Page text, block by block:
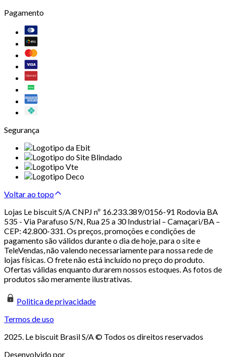
Pagamento
Segurança
Voltar ao topo
Lojas Le biscuit S/A CNPJ nº 16.233.389/0156-91 Rodovia BA
535 - Via Parafuso S/N, Rua 25 a 30 Industrial – Camaçari/BA –
CEP: 42.800-331. Os preços, promoções e condições de
pagamento são válidos durante o dia de hoje, para o site e
TeleVendas, não valendo necessariamente para nossa rede de
lojas físicas. O frete não está incluído no preço do produto.
Ofertas válidas enquanto durarem nossos estoques. As fotos de
produtos são meramente ilustrativas.
Politica de privacidade
Termos de uso
2025. Le biscuit Brasil S/A © Todos os direitos reservados
Desenvolvido por